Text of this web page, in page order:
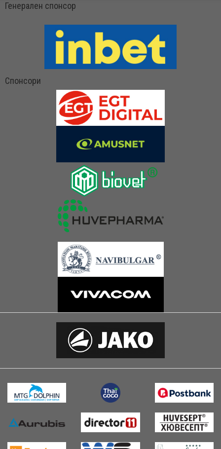
Генерален спонсор
Спонсори